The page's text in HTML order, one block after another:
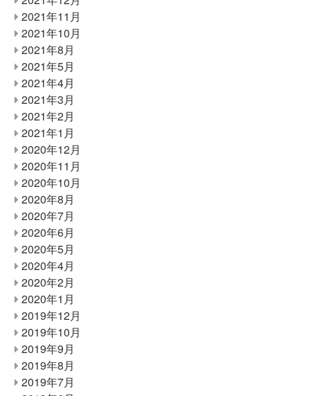
2021年11月
2021年10月
2021年8月
2021年5月
2021年4月
2021年3月
2021年2月
2021年1月
2020年12月
2020年11月
2020年10月
2020年8月
2020年7月
2020年6月
2020年5月
2020年4月
2020年2月
2020年1月
2019年12月
2019年10月
2019年9月
2019年8月
2019年7月